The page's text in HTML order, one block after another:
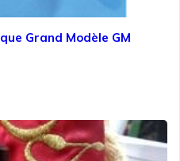
Grand Modèle GM